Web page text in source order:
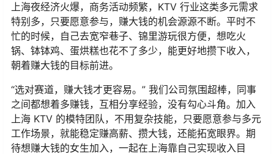
上海夜经济火爆，商务活动频繁，KTV 行业这类多元需求
特别多，只要愿意参与，赚大钱的机会源源不断。平时不
忙的时候，自己去宽窄巷子、锦里游玩很方便，想吃火
锅、钵钵鸡、蛋烘糕也花不了多少，能更好地攒下收入，
朝着赚大钱的目标前进。
“选对赛道，赚大钱才更容易。” 我们公司氛围超棒，同事
之间都想着多赚钱，互相分享经验，没有勾心斗角。加入
上海 KTV 的模特团队，不用复杂技能，只要愿意参与多元
工作场景，就能稳定赚高薪、攒大钱，还能拓宽眼界。期
待想赚大钱的女生加入，一起在上海靠自己实现收入目